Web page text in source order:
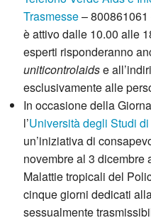
Trasmesse– 800861061
è attivo dalle 10.00 alle
esperti risponderanno
uniticontrolaidse
esclusivamente alle
In occasione della
l’Università degli Studi
un’iniziativa di
novembre al 3 dicembre
Malattie tropicali del
cinque giorni dedicati
sessualmente